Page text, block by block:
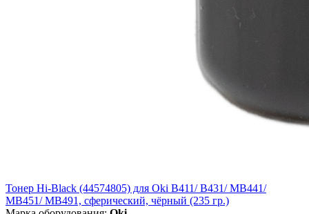
Тонер Hi-Black (44574805) для Oki B411/ B431/ MB441/
MB451/ MB491, сферический, чёрный (235 гр.)